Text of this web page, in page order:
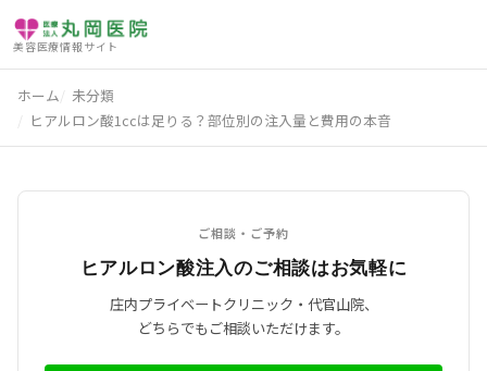
美容医療情報サイト
ホーム
未分類
ヒアルロン酸1ccは足りる？部位別の注入量と費用の本音
未分類
おでこ・こめかみ
未分類
未分類
ご相談・ご予約
ヒアルロン酸注入のご相談はお気軽に
庄内プライベートクリニック・代官山院、
どちらでもご相談いただけます。